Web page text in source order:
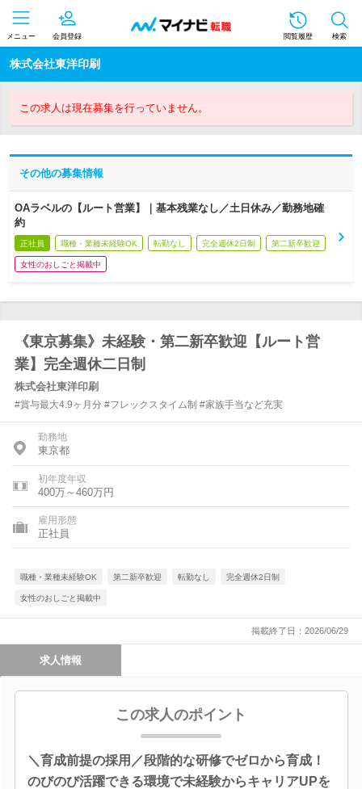
メニュー 会員登録 閲覧履歴 検索
株式会社東洋印刷
この求人は現在募集を行っていません。
その他の募集情報
OAラベルの【ルート営業】｜基本残業なし／土日休み／勤務地確
約
正社員 職種・業種未経験OK 転勤なし 完全週休2日制 第二新卒歓迎
女性のおしごと掲載中
《東京募集》未経験・第二新卒歓迎【ルート営
業】完全週休二日制
株式会社東洋印刷
#賞与最大4.9ヶ月分 #フレックスタイム制 #家族手当など充実
勤務地
東京都
初年度年収
400万～460万円
雇用形態
正社員
職種・業種未経験OK 第二新卒歓迎 転勤なし 完全週休2日制
女性のおしごと掲載中
掲載終了日：2026/06/29
求人情報
この求人のポイント
＼育成前提の採用／段階的な研修でゼロから育成！
のびのび活躍できる環境で未経験からキャリアUPを